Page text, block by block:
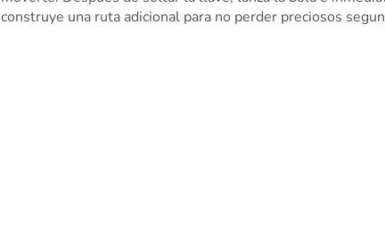
construye una ruta adicional para no perder preciosos